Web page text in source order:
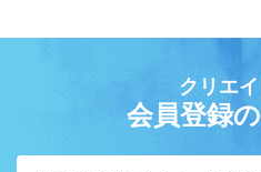
クリエ
会員登録